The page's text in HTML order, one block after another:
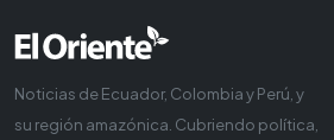
Noticias de Ecuador, Colombia y Perú, y
su región amazónica. Cubriendo política,